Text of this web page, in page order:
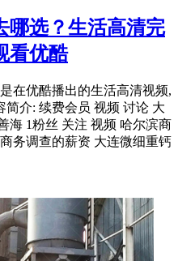
哪选？生活高清完
看优酷
在优酷播出的生活高清视频,
简介: 续费会员 视频 讨论 大
海 1粉丝 关注 视频 哈尔滨商
务调查的薪资 大连微细重钙